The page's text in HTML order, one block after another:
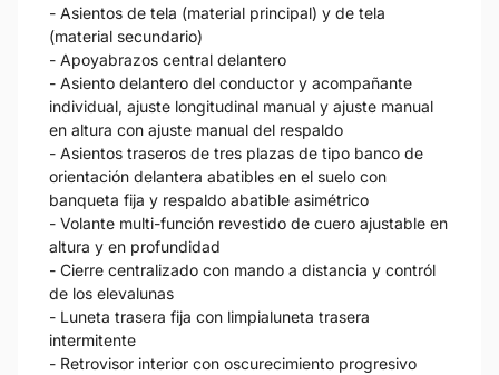
- Asientos de tela (material principal) y de tela
(material secundario)
- Apoyabrazos central delantero
- Asiento delantero del conductor y acompañante
individual, ajuste longitudinal manual y ajuste manual
en altura con ajuste manual del respaldo
- Asientos traseros de tres plazas de tipo banco de
orientación delantera abatibles en el suelo con
banqueta fija y respaldo abatible asimétrico
- Volante multi-función revestido de cuero ajustable en
altura y en profundidad
- Cierre centralizado con mando a distancia y contról
de los elevalunas
- Luneta trasera fija con limpialuneta trasera
intermitente
- Retrovisor interior con oscurecimiento progresivo